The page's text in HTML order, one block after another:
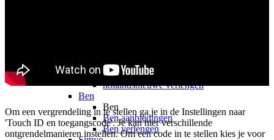
hollandsnieuwe
hollandsnieuwe aanbiedingen
hollandsnieuwe verlengen
Ben
Ben
Ben aanbiedingen
Ben verlengen
Om een vergrendeling in te stellen ga je in de Instellingen naar
'Touch ID en toegangscode'. Je kan hier verschillende
ontgrendelmanieren instellen. Om een code in te stellen kies je voor